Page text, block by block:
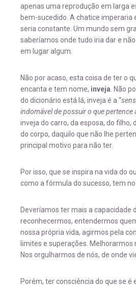
apenas uma reprodução em larga
bem-sucedido. A chatice imperaria
seria constante. Um mundo sem
saberíamos onde tudo iria dar e
em lugar algum.
Não por acaso, esta coisa de ter o
encanta e tem nome, inveja. Não
do dicionário está lá, inveja é a “
indomável de possuir o que pertence
inveja do carro, da esposa, do filho,
do corpo, daquilo que não lhe
principal motivo para não ter.
Por isso, que se inspira na vida do
como a fórmula do sucesso, tem
Deveríamos ter mais a capacidade
reconhecermos, entendermos
nossa própria vida, agirmos pela
limites e superações. Melhorarmos
Nos orgulharmos de nós, de onde
Porém, ter consciência do que se é